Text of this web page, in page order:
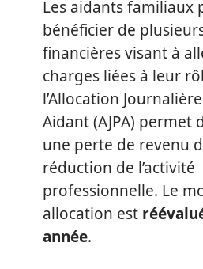
Les aidants familiaux
bénéficier de
financières visant à
charges liées à leur
l’Allocation
Aidant (AJPA) permet
une perte de revenu
réduction de l’activité
professionnelle. Le
allocation est
année.